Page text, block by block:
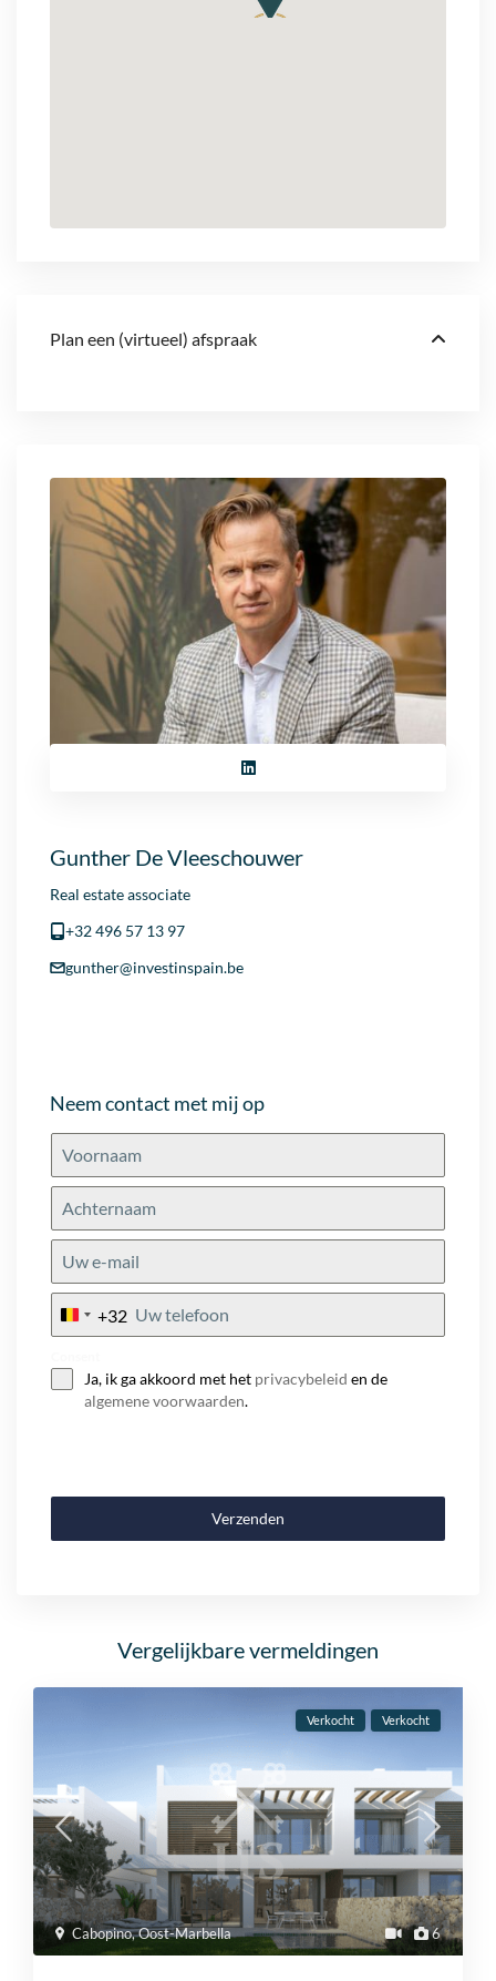
Plan een (virtueel) afspraak
Gunther De Vleeschouwer
Real estate associate
+32 496 57 13 97
gunther@investinspain.be
Neem contact met mij op
Belgium
+32
Ja, ik ga akkoord met het privacybeleid en de
algemene voorwaarden.
Verzenden
Vergelijkbare vermeldingen
6
Cabopino,Oost-Marbella
Verkocht Verkocht